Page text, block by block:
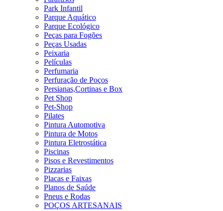
Park Infantil
Parque Aquático
Parque Ecológico
Peças para Fogões
Peças Usadas
Peixaria
Películas
Perfumaria
Perfuração de Poços
Persianas,Cortinas e Box
Pet Shop
Pet-Shop
Pilates
Pintura Automotiva
Pintura de Motos
Pintura Eletrostática
Piscinas
Pisos e Revestimentos
Pizzarias
Placas e Faixas
Planos de Saúde
Pneus e Rodas
POÇOS ARTESANAIS